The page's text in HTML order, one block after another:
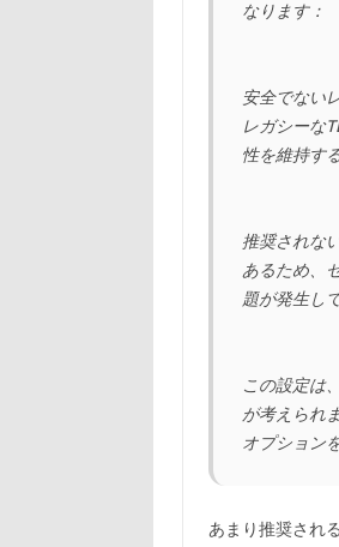
なります：
安全でない
レガシーな
性を維持す
推奨されな
あるため、
題が発生し
この設定は
が考えられ
オプション
あまり推奨され